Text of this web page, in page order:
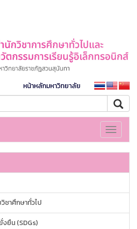
หน้าหลักมหาวิทยาลัย
Toggle
ชาศึกษาทั่วไป
ยืน (SDGs)